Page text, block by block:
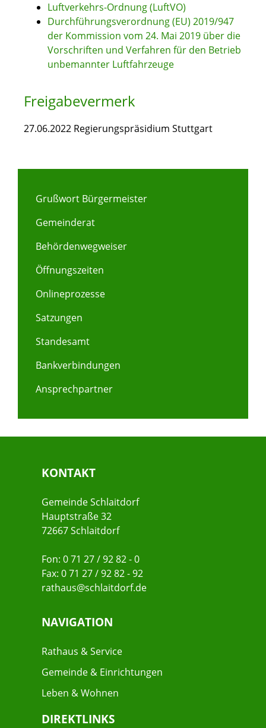
Luftverkehrs-Ordnung (LuftVO)
Durchführungsverordnung (EU) 2019/947
der Kommission vom 24. Mai 2019 über die
Vorschriften und Verfahren für den Betrieb
unbemannter Luftfahrzeuge
Freigabevermerk
27.06.2022 Regierungspräsidium Stuttgart
Grußwort Bürgermeister
Gemeinderat
Behördenwegweiser
Öffnungszeiten
Onlineprozesse
Satzungen
Standesamt
Bankverbindungen
Ansprechpartner
KONTAKT
Gemeinde Schlaitdorf
Hauptstraße 32
72667 Schlaitdorf
Fon: 0 71 27 / 92 82 - 0
Fax: 0 71 27 / 92 82 - 92
rathaus@schlaitdorf.de
NAVIGATION
Rathaus & Service
Gemeinde & Einrichtungen
Leben & Wohnen
DIREKTLINKS